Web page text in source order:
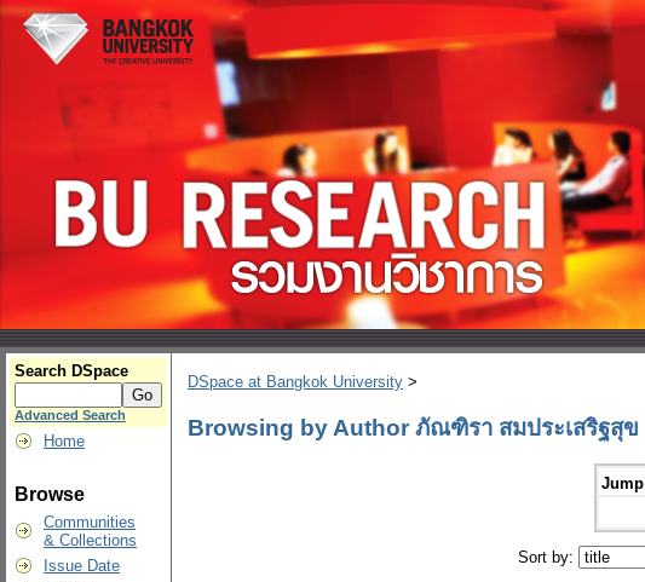
Search DSpace
Advanced Search
Home
Browse
Communities
& Collections
Issue Date
DSpace at Bangkok University >
Browsing by Author ภัณฑิรา สมประเสริฐสุข
Sort by: